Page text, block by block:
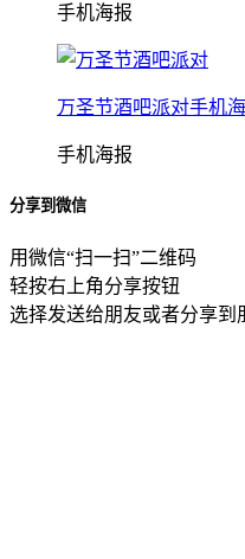
手机海报
万圣节酒吧派对手机
手机海报
分享到微信
用微信“扫一扫”二维码
轻按右上角分享按钮
选择发送给朋友或者分享到